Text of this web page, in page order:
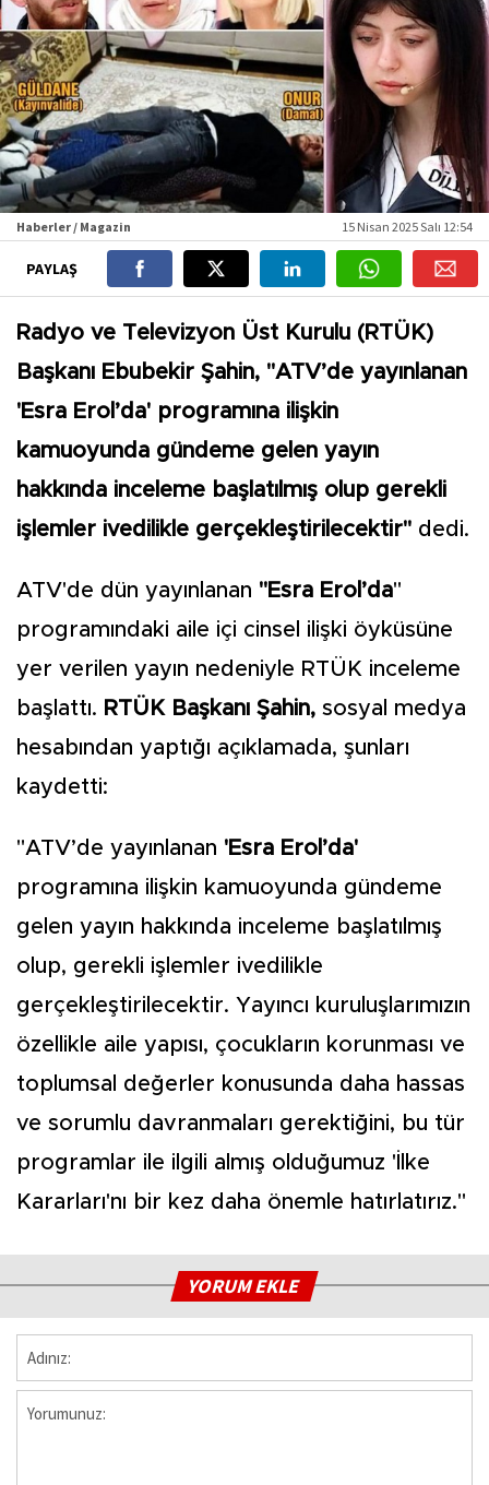
Haberler / Magazin 15 Nisan 2025 Salı 12:54
PAYLAŞ
Radyo ve Televizyon Üst Kurulu (RTÜK)
Başkanı Ebubekir Şahin, "ATV’de yayınlanan
'Esra Erol’da' programına ilişkin
kamuoyunda gündeme gelen yayın
hakkında inceleme başlatılmış olup gerekli
işlemler ivedilikle gerçekleştirilecektir" dedi.
ATV'de dün yayınlanan "Esra Erol’da"
programındaki aile içi cinsel ilişki öyküsüne
yer verilen yayın nedeniyle RTÜK inceleme
başlattı. RTÜK Başkanı Şahin, sosyal medya
hesabından yaptığı açıklamada, şunları
kaydetti:
"ATV’de yayınlanan 'Esra Erol’da'
programına ilişkin kamuoyunda gündeme
gelen yayın hakkında inceleme başlatılmış
olup, gerekli işlemler ivedilikle
gerçekleştirilecektir. Yayıncı kuruluşlarımızın
özellikle aile yapısı, çocukların korunması ve
toplumsal değerler konusunda daha hassas
ve sorumlu davranmaları gerektiğini, bu tür
programlar ile ilgili almış olduğumuz 'İlke
Kararları'nı bir kez daha önemle hatırlatırız."
YORUM EKLE